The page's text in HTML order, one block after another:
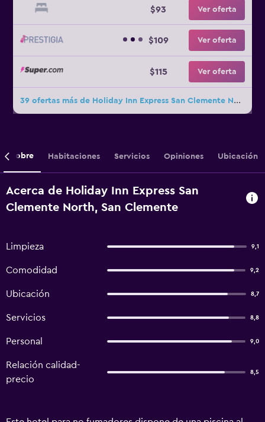
$93 Ver oferta
$109 Ver oferta
$115 Ver oferta
39 ofertas más de Holiday Inn Express San Clemente North
Sobre Habitaciones Servicios Opiniones Ubicación
Acerca de Holiday Inn Express San
Clemente North, San Clemente
Limpieza 9,1
Comodidad 9,2
Ubicación 8,7
Servicios 8,8
Personal 9,0
Relación calidad-
precio
8,5